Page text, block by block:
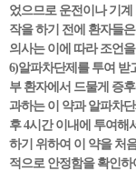
었으므로 운전이나 기
작을 하기 전에 환자들
의사는 이에 따라 조언
6)알파차단제를 투여 받
부 환자에서 드물게 증
과하는 이 약과 알파차
후 4시간 이내에 투여해
하기 위하여 이 약을 처
적으로 안정함을 확인